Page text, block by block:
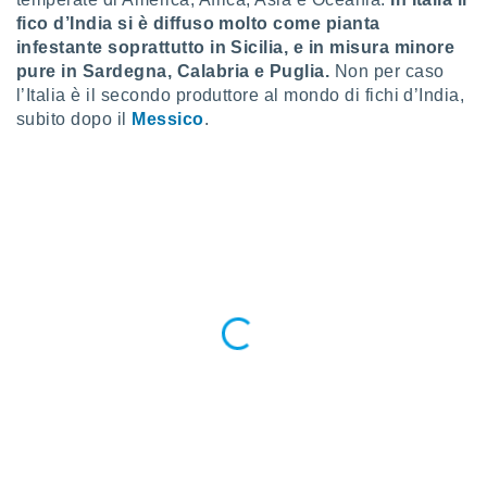
non
dei
fico d’India si è diffuso molto come pianta
infestante soprattutto in Sicilia, e in misura minore
pure in Sardegna, Calabria e Puglia. Non per caso
l’Italia è il secondo produttore al mondo di fichi d’India,
subito dopo il
Messico.